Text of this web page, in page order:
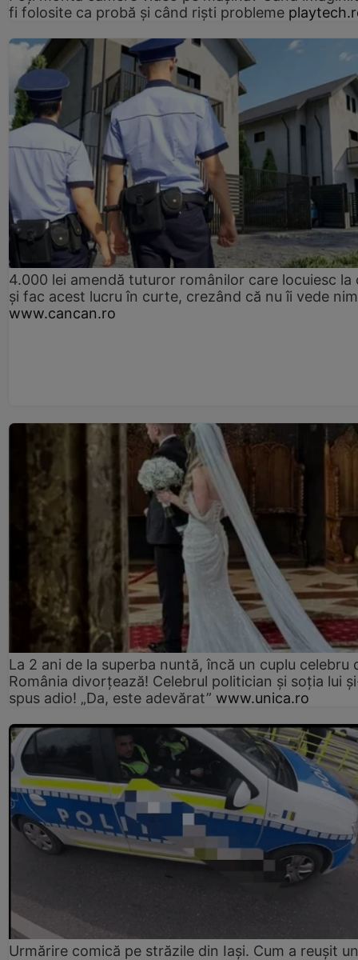
fi folosite ca probă și când riști probleme
4.000 lei amendă tuturor românilor care locuiesc la
și fac acest lucru în curte, crezând că nu îi vede
www.cancan.ro
La 2 ani de la superba nuntă, încă un cuplu celebru
România divorțează! Celebrul politician și soția lui
spus adio! „Da, este adevărat” www.unica.ro
Urmărire comică pe străzile din Iași. Cum a reușit un